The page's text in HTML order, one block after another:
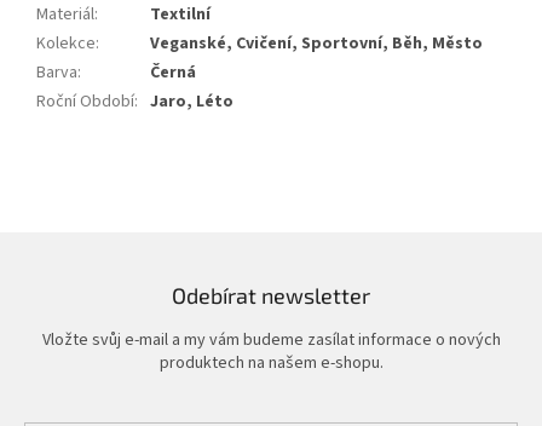
Materiál:
Textilní
Kolekce:
Veganské, Cvičení, Sportovní, Běh, Město
Barva:
Černá
Roční Období: Jaro, Léto
Odebírat newsletter
Vložte svůj e-mail a my vám budeme zasílat informace o nových
produktech na našem e-shopu.